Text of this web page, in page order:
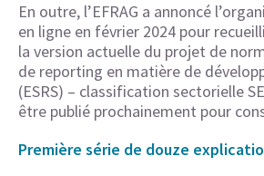
En outre, l’EFRAG a annoncé
en ligne en février 2024 pour
la version actuelle du projet de
de reporting en matière de
(ESRS) – classification sectorielle
être publié prochainement pour
Première série de douze